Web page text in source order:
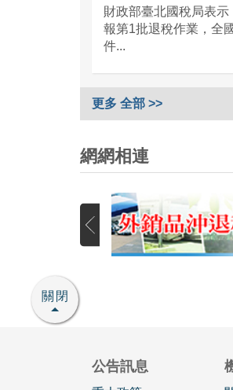
財政部臺北國稅局表
報第1批退稅作業，全
件...
更多 全部 >>
網網相連
關閉
公告訊息